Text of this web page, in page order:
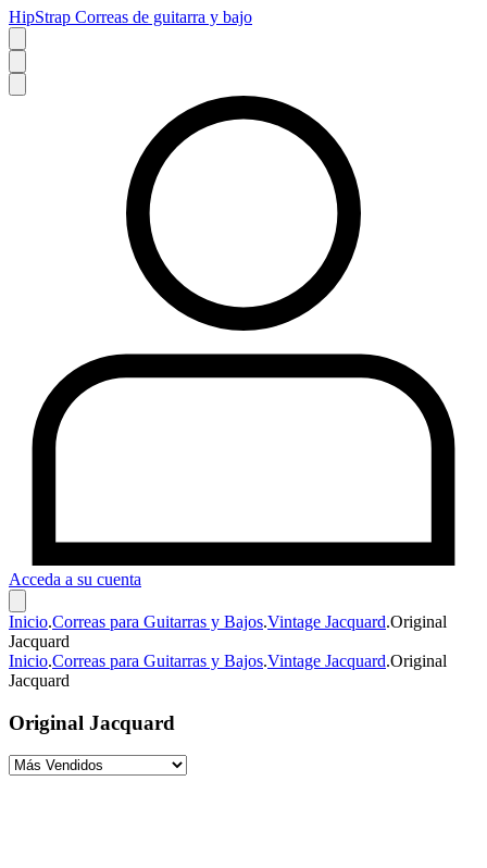
HipStrap Correas de guitarra y bajo
Acceda a su cuenta
Inicio.Correas para Guitarras y Bajos.Vintage Jacquard.Original
Jacquard
Inicio.Correas para Guitarras y Bajos.Vintage Jacquard.Original
Jacquard
Original Jacquard